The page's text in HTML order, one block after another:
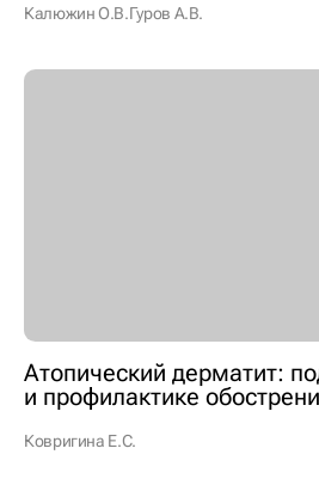
Калюжин О.В.Гуров А.В.
Атопический дерматит:
и профилактике
Ковригина Е.С.